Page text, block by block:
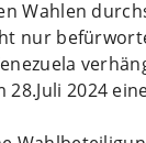
Wahlen
nur
2024